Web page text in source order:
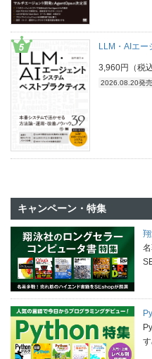
LLM・AIエー
3,960円（税込
2026.08.20発売
キャンペーン・特集